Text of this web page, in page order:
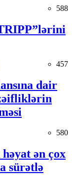
588
457
dair
580
ən çox
sürətlə